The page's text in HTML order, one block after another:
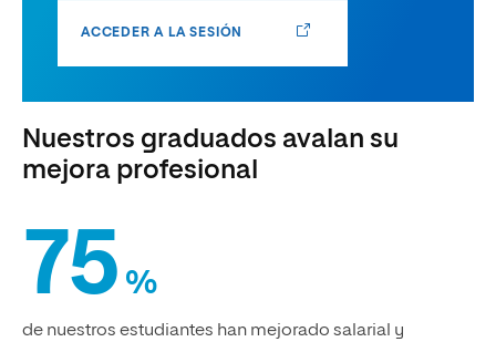
ACCEDER A LA SESIÓN
Nuestros graduados avalan su
mejora profesional
75 %
de nuestros estudiantes han mejorado salarial y